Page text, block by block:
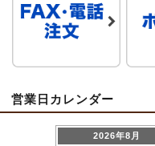
営業日カレンダー
2026年8月